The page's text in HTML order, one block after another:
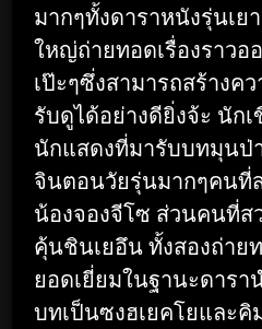
มากๆทั้งดาราหนังรุ่นเ
ใหญ่ถ่ายทอดเรื่องราวอ
เป๊ะๆซึ่งสามารถสร้างค
รับดูได้อย่างดียิ่งจ้ะ นัก
นักแสดงที่มารับบทมุนป่
จินตอนวัยรุ่นมากๆคนที่
น้องจองจีโซ ส่วนคนที่
คุ้นชินเยอึน ทั้งสองถ่าย
ยอดเยี่ยมในฐานะดาร
บทเป็นซงฮเยคโยและ